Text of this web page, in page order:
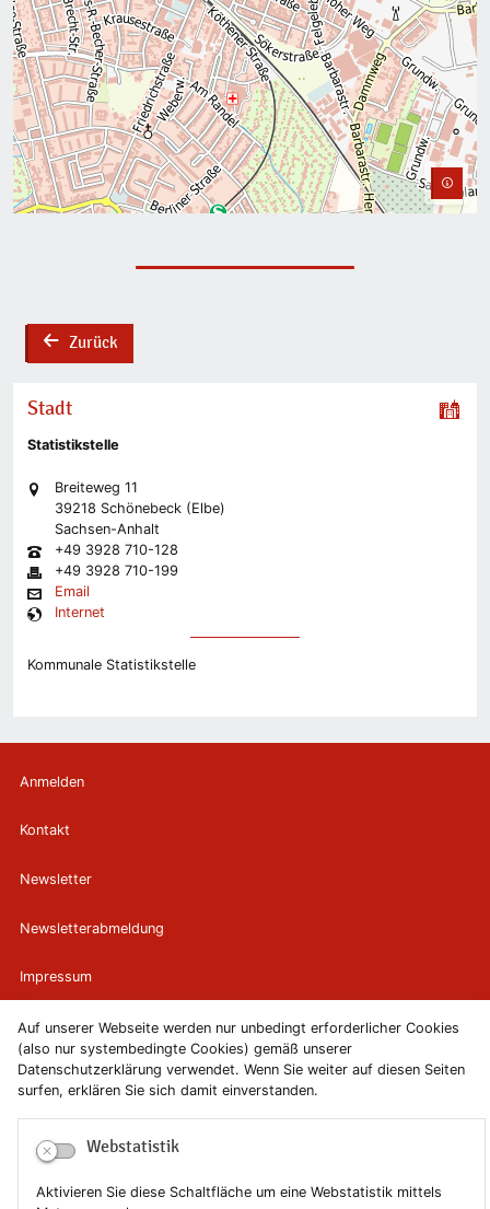
Auf unserer Webseite werden nur unbedingt erforderlicher Cookies
(also nur systembedingte Cookies) gemäß unserer
Datenschutzerklärung verwendet. Wenn Sie weiter auf diesen Seiten
surfen, erklären Sie sich damit einverstanden.
Webstatistik
Aktivieren Sie diese Schaltfläche um eine Webstatistik mittels
backZurück
Stadt
Statistikstelle
Breiteweg 11
39218 Schönebeck (Elbe)
Sachsen-Anhalt
+49 3928 710-128
+49 3928 710-199
Email
Internet
Kommunale Statistikstelle
Anmelden
Kontakt
Newsletter
Newsletterabmeldung
Impressum
Datenschutzerklärung
Erklärung zur Barrierefreiheit
Leichte Sprache